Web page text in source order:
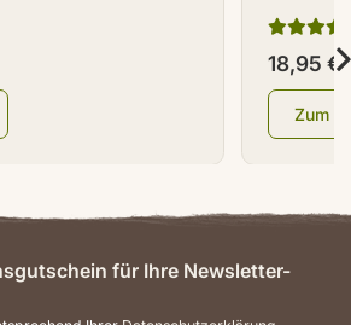
18,95 €*
Zum
für Ihre Newsletter-